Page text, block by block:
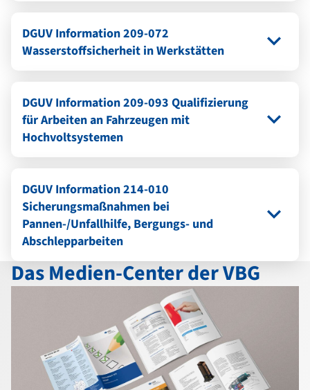
DGUV Information 209-072
Wasserstoffsicherheit in Werkstätten
DGUV Information 209-093 Qualifizierung
für Arbeiten an Fahrzeugen mit
Hochvoltsystemen
DGUV Information 214-010
Sicherungsmaßnahmen bei
Pannen-/Unfallhilfe, Bergungs- und
Abschlepparbeiten
Das Medien-Center der VBG